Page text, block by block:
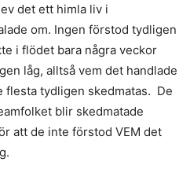
det ett himla liv i
om. Ingen förstod tydligen
i flödet bara några veckor
låg, alltså vem det handlade
flesta tydligen skedmatas. De
blir skedmatade
att de inte förstod VEM det